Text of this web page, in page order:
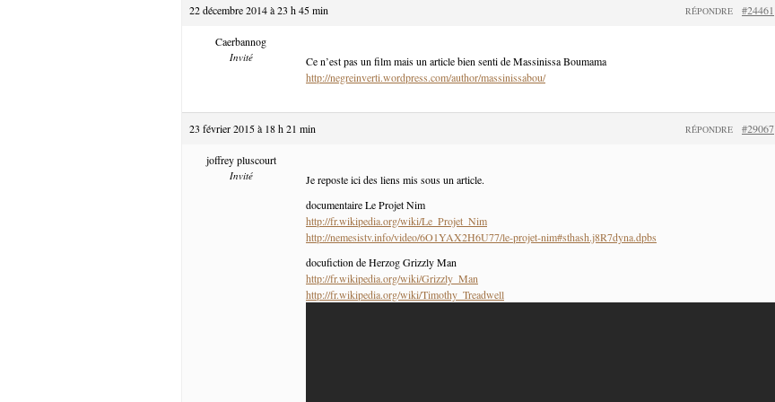
22 décembre 2014 à 23 h 45 min #24461
RÉPONDRE
Caerbannog
Invité
Ce n’est pas un film mais un article bien senti de Massinissa Boumama
http://negreinverti.wordpress.com/author/massinissabou/
23 février 2015 à 18 h 21 min #29067
RÉPONDRE
joffrey pluscourt
Invité
Je reposte ici des liens mis sous un article.
documentaire Le Projet Nim
http://fr.wikipedia.org/wiki/Le_Projet_Nim
http://nemesistv.info/video/6O1YAX2H6U77/le-projet-nim#sthash.j8R7dyna.dpbs
docufiction de Herzog Grizzly Man
http://fr.wikipedia.org/wiki/Grizzly_Man
http://fr.wikipedia.org/wiki/Timothy_Treadwell